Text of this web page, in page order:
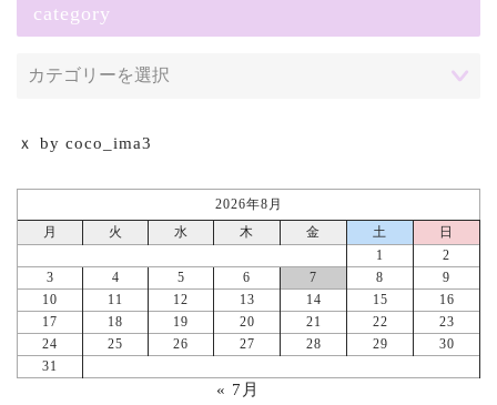
category
ｘ by coco_ima3
2026年8月
月
火 水 木 金 土
日
1
2
3
4 5 6 7 8
9
10
11 12 13 14 15
16
17
18 19 20 21 22
23
24
25 26 27 28 29
30
31
« 7月